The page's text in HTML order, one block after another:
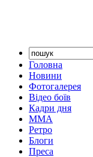
Головна
Новини
Фотогалерея
Відео боїв
Кадри дня
ММА
Ретро
Блоги
Преса